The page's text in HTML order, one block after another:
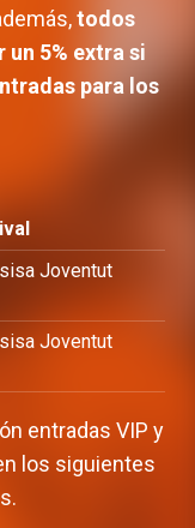
todos
5% extra si
para los
Joventut
Joventut
entradas VIP y
los siguientes